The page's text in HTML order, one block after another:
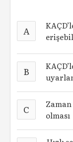
A
B
C
Zaman
olması